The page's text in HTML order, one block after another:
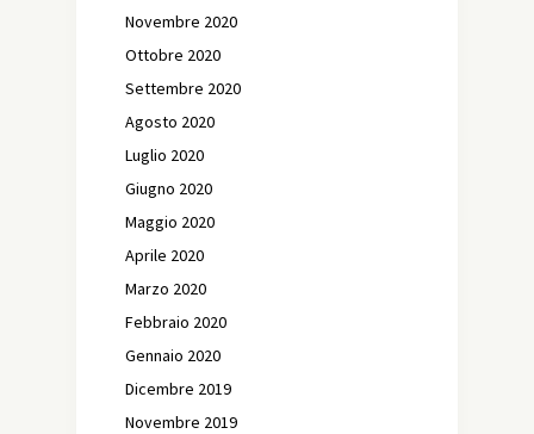
Novembre 2020
Ottobre 2020
Settembre 2020
Agosto 2020
Luglio 2020
Giugno 2020
Maggio 2020
Aprile 2020
Marzo 2020
Febbraio 2020
Gennaio 2020
Dicembre 2019
Novembre 2019